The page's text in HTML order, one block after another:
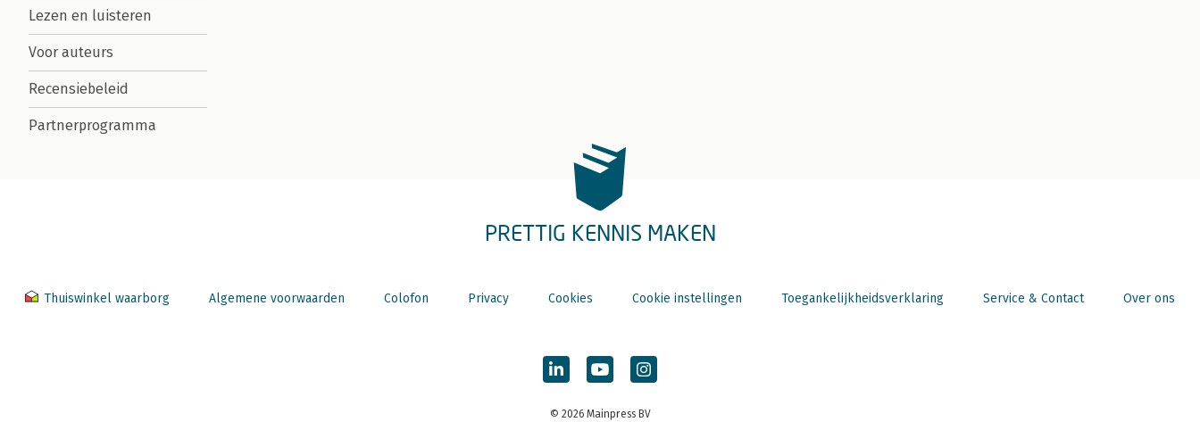
Lezen en luisteren
Voor auteurs
Recensiebeleid
Partnerprogramma
PRETTIG KENNIS MAKEN
Thuiswinkel waarborg Algemene voorwaarden Colofon Privacy Cookies Cookie instellingen Toegankelijkheidsverklaring Service & Contact Over ons
© 2026 Mainpress BV